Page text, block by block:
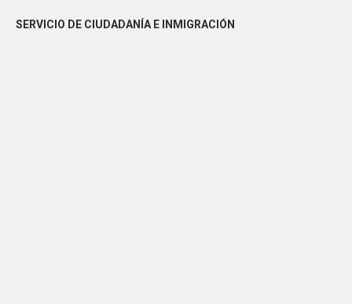
SERVICIO DE CIUDADANÍA E INMIGRACIÓN